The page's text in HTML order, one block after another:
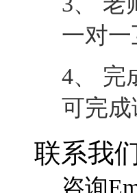
联系我
咨询
课程入
供大